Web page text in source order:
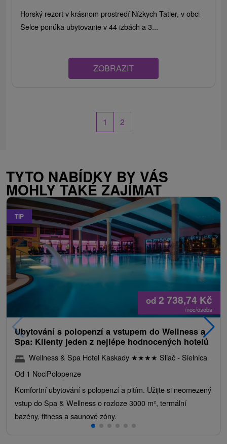
Horský rezort v krásnom prostredí Nízkych Tatier, v obci
Selce ponúka ubytovanie v 44 izbách a 3...
ZOBRAZIT
1 2
TYTO NABÍDKY BY VÁS
MOHLY TAKÉ ZAJÍMAT
TIP
od 2 738,74 Kč
/noc/osoba
Ubytování s polopenzí a vstupem do Wellness a
Spa: Klienty jeden z nejlépe hodnocených hotelů
Wellness & Spa Hotel Kaskady ★★★★ Sliač - Sielnica
Od 1 NociPolopenze
Komfortní ubytování s polopenzí a pitím. Užijte si neomezený
vstup do Spa & Wellness o rozloze 3000 m², termální
bazény, fitness a saunové zóny.